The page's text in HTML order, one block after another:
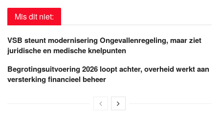
Mis dit niet:
VSB steunt modernisering Ongevallenregeling, maar ziet
juridische en medische knelpunten
Begrotingsuitvoering 2026 loopt achter, overheid werkt aan
versterking financieel beheer